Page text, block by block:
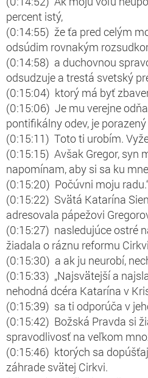
percent istý,
(0:14:55) že ťa pred celým
odsúdim rovnakým
(0:14:58) a duchovnou
odsudzuje a trestá svetský
(0:15:04) ktorý má byť
(0:15:06) Je mu verejne
pontifikálny odev, je
(0:15:11) Toto ti urobím.
(0:15:15) Avšak Gregor, syn
napomínam, aby si sa ku
(0:15:20) Počúvni moju
(0:15:22) Svätá Katarína
adresovala pápežovi
(0:15:27) nasledujúce ostré
žiadala o ráznu reformu
(0:15:30) a ak ju neurobí,
(0:15:33) „Najsvätejší a
nehodná dcéra Katarína v
(0:15:39) sa ti odporúča v
(0:15:42) Božská Pravda si
spravodlivosť na veľkom
(0:15:46) ktorých sa
záhrade svätej Cirkvi.